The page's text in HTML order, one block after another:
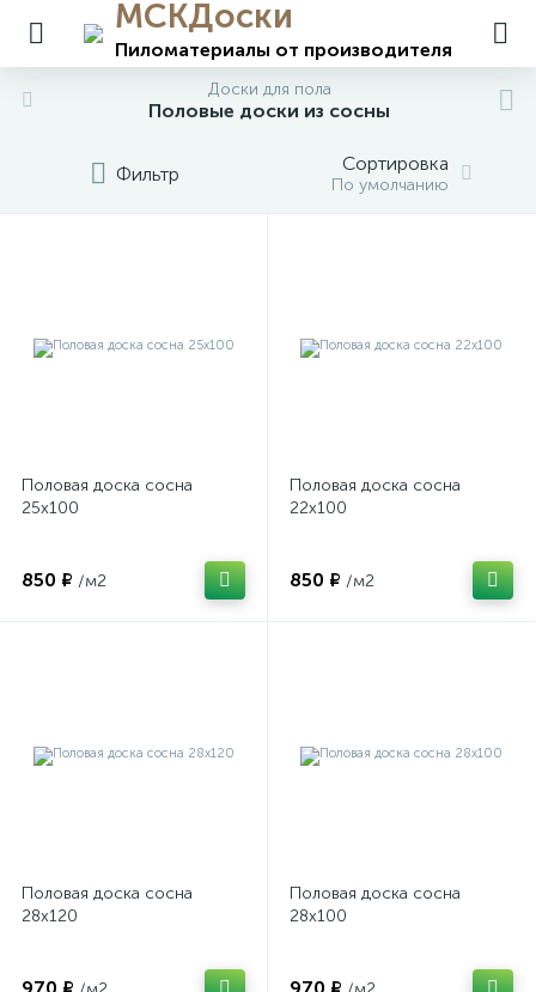
МСКДоски
Пиломатериалы от производителя
Доски для пола
Половые доски из сосны
Фильтр Сортировка
По умолчанию
Половая доска сосна
25х100
850 ₽ /м2
Половая доска сосна
22х100
850 ₽ /м2
Половая доска сосна
28х120
Половая доска сосна
28х100